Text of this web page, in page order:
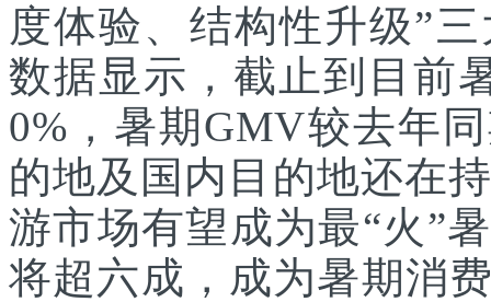
度体验、结构性升级”
数据显示，截止到目前
0%，暑期GMV较去年
的地及国内目的地还在
游市场有望成为最“火”
将超六成，成为暑期消